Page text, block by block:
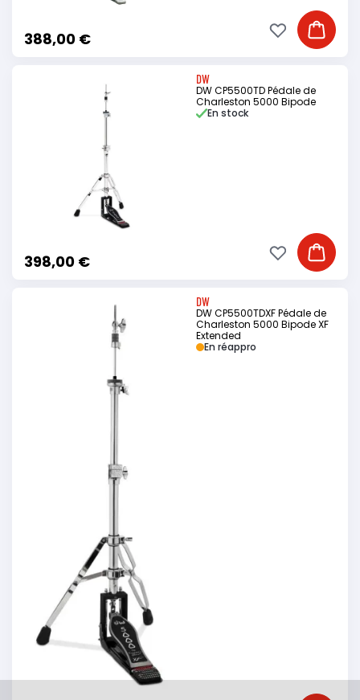
388,00 € Ajouter
Ajouter à ma
DW
DW CP5500TD Pédale de
Charleston 5000 Bipode
398,00 €
En stock
Ajouter
Ajouter à ma
DW
DW CP5500TDXF Pédale de
Charleston 5000 Bipode XF
Extended
En réappro